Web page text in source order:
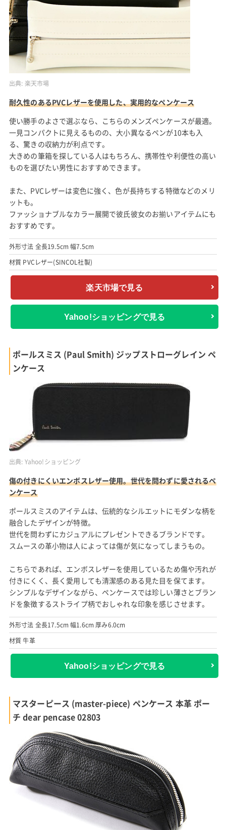
出典: 楽天市場
耐久性のあるPVCレザーを使用した、実用的なペンケース
使い勝手のよさで選ぶなら、こちらのメンズペンケースが最適。
一見コンパクトに見えるものの、大小異なるペンが10本も入
る、驚きの収納力が利点です。
大きめの筆箱を探している人はもちろん、携帯性や利便性の高い
ものを選びたい男性におすすめできます。
また、PVCレザーは変色に強く、色が長持ちする特徴などのメリ
ットも。
ファッショナブルなカラー展開で彼氏彼女のお揃いアイテムにも
おすすめです。
外形寸法 全長19.5cm 幅7.5cm
材質 PVCレザー(SINCOL社製)
楽天市場で見る
Yahoo!ショッピングで見る
ポールスミス (Paul Smith) ジップストローグレイン ペ
ンケース
出典: Yahoo!ショッピング
傷の付きにくいエンボスレザー使用。世代を問わずに愛されるペ
ンケース
ポールスミスのアイテムは、伝統的なシルエットにモダンな柄を
融合したデザインが特徴。
世代を問わずにカジュアルにプレゼントできるブランドです。
スムースの革小物は人によっては傷が気になってしまうもの。
こちらであれば、エンボスレザーを使用しているため傷や汚れが
付きにくく、長く愛用しても清潔感のある見た目を保てます。
シンプルなデザインながら、ペンケースでは珍しい薄さとブラン
ドを象徴するストライプ柄でおしゃれな印象を感じさせます。
外形寸法 全長17.5cm 幅1.6cm 厚み6.0cm
材質 牛革
Yahoo!ショッピングで見る
マスターピース (master-piece) ペンケース 本革 ポー
チ dear pencase 02803